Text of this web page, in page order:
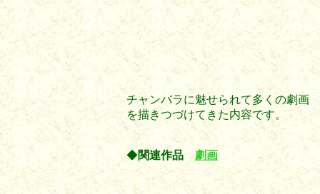
チャンバラに魅せられて多くの劇画
を描きつづけてきた内容です。
◆関連作品 劇画